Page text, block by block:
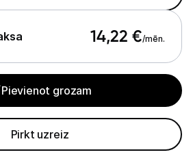
atpūta
atjaunota tehnika
14,22 €/mēn.
Pievienot grozam
Pirkt uzreiz